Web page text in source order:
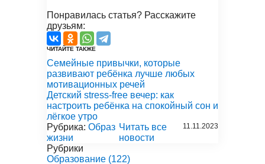
Понравилась статья? Расскажите
друзьям:
ЧИТАЙТЕ ТАКЖЕ
Семейные привычки, которые
развивают ребёнка лучше любых
мотивационных речей
Детский stress-free вечер: как
настроить ребёнка на спокойный сон и
лёгкое утро
Рубрика: Образ
жизни
Читать все
новости
11.11.2023
Рубрики
Образование (122)